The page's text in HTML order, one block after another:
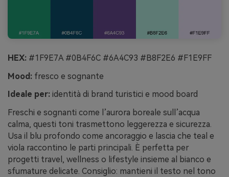
HEX: #1F9E7A #0B4F6C #6A4C93 #B8F2E6 #F1E9FF
Mood: fresco e sognante
Ideale per: identità di brand turistici e mood board
Freschi e sognanti come l’aurora boreale sull’acqua
calma, questi toni trasmettono leggerezza e sicurezza.
Usa il blu profondo come ancoraggio e lascia che teal e
viola raccontino le parti principali. È perfetta per
progetti travel, wellness o lifestyle insieme al bianco e
sfumature delicate. Consiglio: mantieni il testo nel tono